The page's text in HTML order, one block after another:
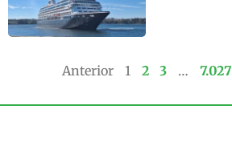
Anterior 1 2 3 … 7.027